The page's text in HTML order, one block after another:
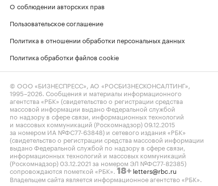
О соблюдении авторских прав
Пользовательское соглашение
Политика в отношении обработки персональных данных
Политика обработки файлов cookie
© ООО «БИЗНЕСПРЕСС», АО «РОСБИЗНЕСКОНСАЛТИНГ»,
1995–2026 . Сообщения и материалы информационного
агентства «РБК» (свидетельство о регистрации средства
массовой информации выдано Федеральной службой
по надзору в сфере связи, информационных технологий
и массовых коммуникаций (Роскомнадзор) 09.12.2015
за номером ИА №ФС77-63848) и сетевого издания «РБК»
(свидетельство о регистрации средства массовой информации
выдано Федеральной службой по надзору в сфере связи,
информационных технологий и массовых коммуникаций
(Роскомнадзор) 03.12.2021 за номером ЭЛ №ФС77-82385)
сопровождаются пометкой «РБК». 18+ letters@rbc.ru
Владельцем сайта является информационное агентство «РБК».